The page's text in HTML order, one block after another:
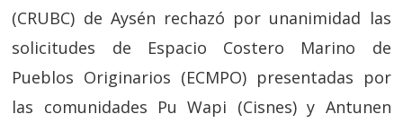
(CRUBC) de Aysén rechazó por unanimidad las
solicitudes de Espacio Costero Marino de
Pueblos Originarios (ECMPO) presentadas por
las comunidades Pu Wapi (Cisnes) y Antunen